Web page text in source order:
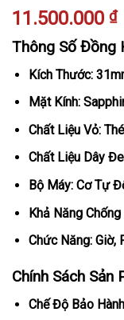
11.500.000 ₫
Thông Số Đồng
Kích Thước:
Mặt Kính:
Chất Liệu Vỏ:
Chất Liệu Dây
Bộ Máy: Cơ Tự
Khả Năng
Chức Năng: Giờ,
Chính Sách Sản
Chế Độ Bảo